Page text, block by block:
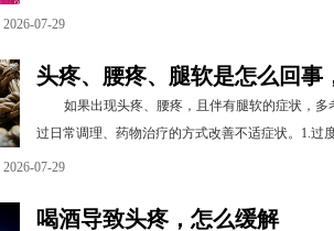
2026-07-29
头疼、腰疼、腿软是怎么回事
如果出现头疼、腰疼，且伴有腿软的症状，
过日常调理、药物治疗的方式改善不适症状。1.过
2026-07-29
喝酒导致头疼，怎么缓解